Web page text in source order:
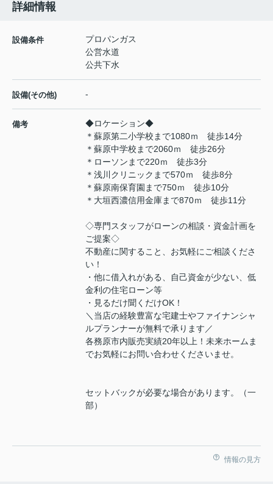
詳細情報
設備条件
プロパンガス
公営水道
公共下水
設備(その他) -
備考
◆ロケーション◆
＊蘇原第二小学校まで1080ｍ 徒歩14分
＊蘇原中学校まで2060ｍ 徒歩26分
＊ローソンまで220ｍ 徒歩3分
＊浅川クリニックまで570ｍ 徒歩8分
＊蘇原南保育園まで750ｍ 徒歩10分
＊大垣西濃信用金庫まで870ｍ 徒歩11分
◇専門スタッフがローンの相談・資金計画を
ご提案◇
不動産に関すること、お気軽にご相談くださ
い！
・他に借入れがある、自己資金が少ない、低
金利の住宅ローン等
・見るだけ聞くだけOK！
＼当店の経験豊富な宅建士やファイナンシャ
ルプランナーが無料で承ります／
各務原市内販売実績20年以上！未来ホームま
でお気軽にお問い合わせくださいませ。
セットバックが必要な場合があります。（一
部）
情報の見方